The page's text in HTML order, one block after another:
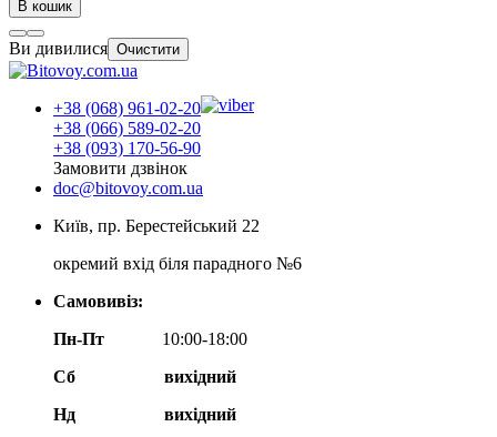
В кошик
Ви дивилися Очистити
+38 (068) 961-02-20
+38 (066) 589-02-20
+38 (093) 170-56-90
Замовити дзвінок
doc@bitovoy.com.ua
Київ, пр. Берестейський 22
окремий вхід біля парадного №6
Самовивіз:
Пн-Пт
10:00-18:00
Сб
вихідний
Нд
вихідний